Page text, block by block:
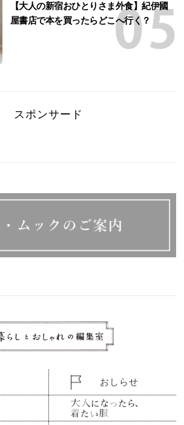
【大人の新宿おひとりさま外食】紀伊國
屋書店で本を買ったらどこへ行く？
スポンサード
おしらせ